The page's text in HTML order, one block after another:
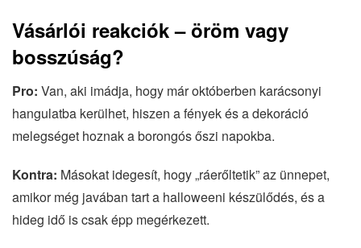
Vásárlói reakciók – öröm vagy
bosszúság?
Pro: Van, aki imádja, hogy már októberben karácsonyi
hangulatba kerülhet, hiszen a fények és a dekoráció
melegséget hoznak a borongós őszi napokba.
Kontra: Másokat idegesít, hogy „ráerőltetik” az ünnepet,
amikor még javában tart a halloweeni készülődés, és a
hideg idő is csak épp megérkezett.